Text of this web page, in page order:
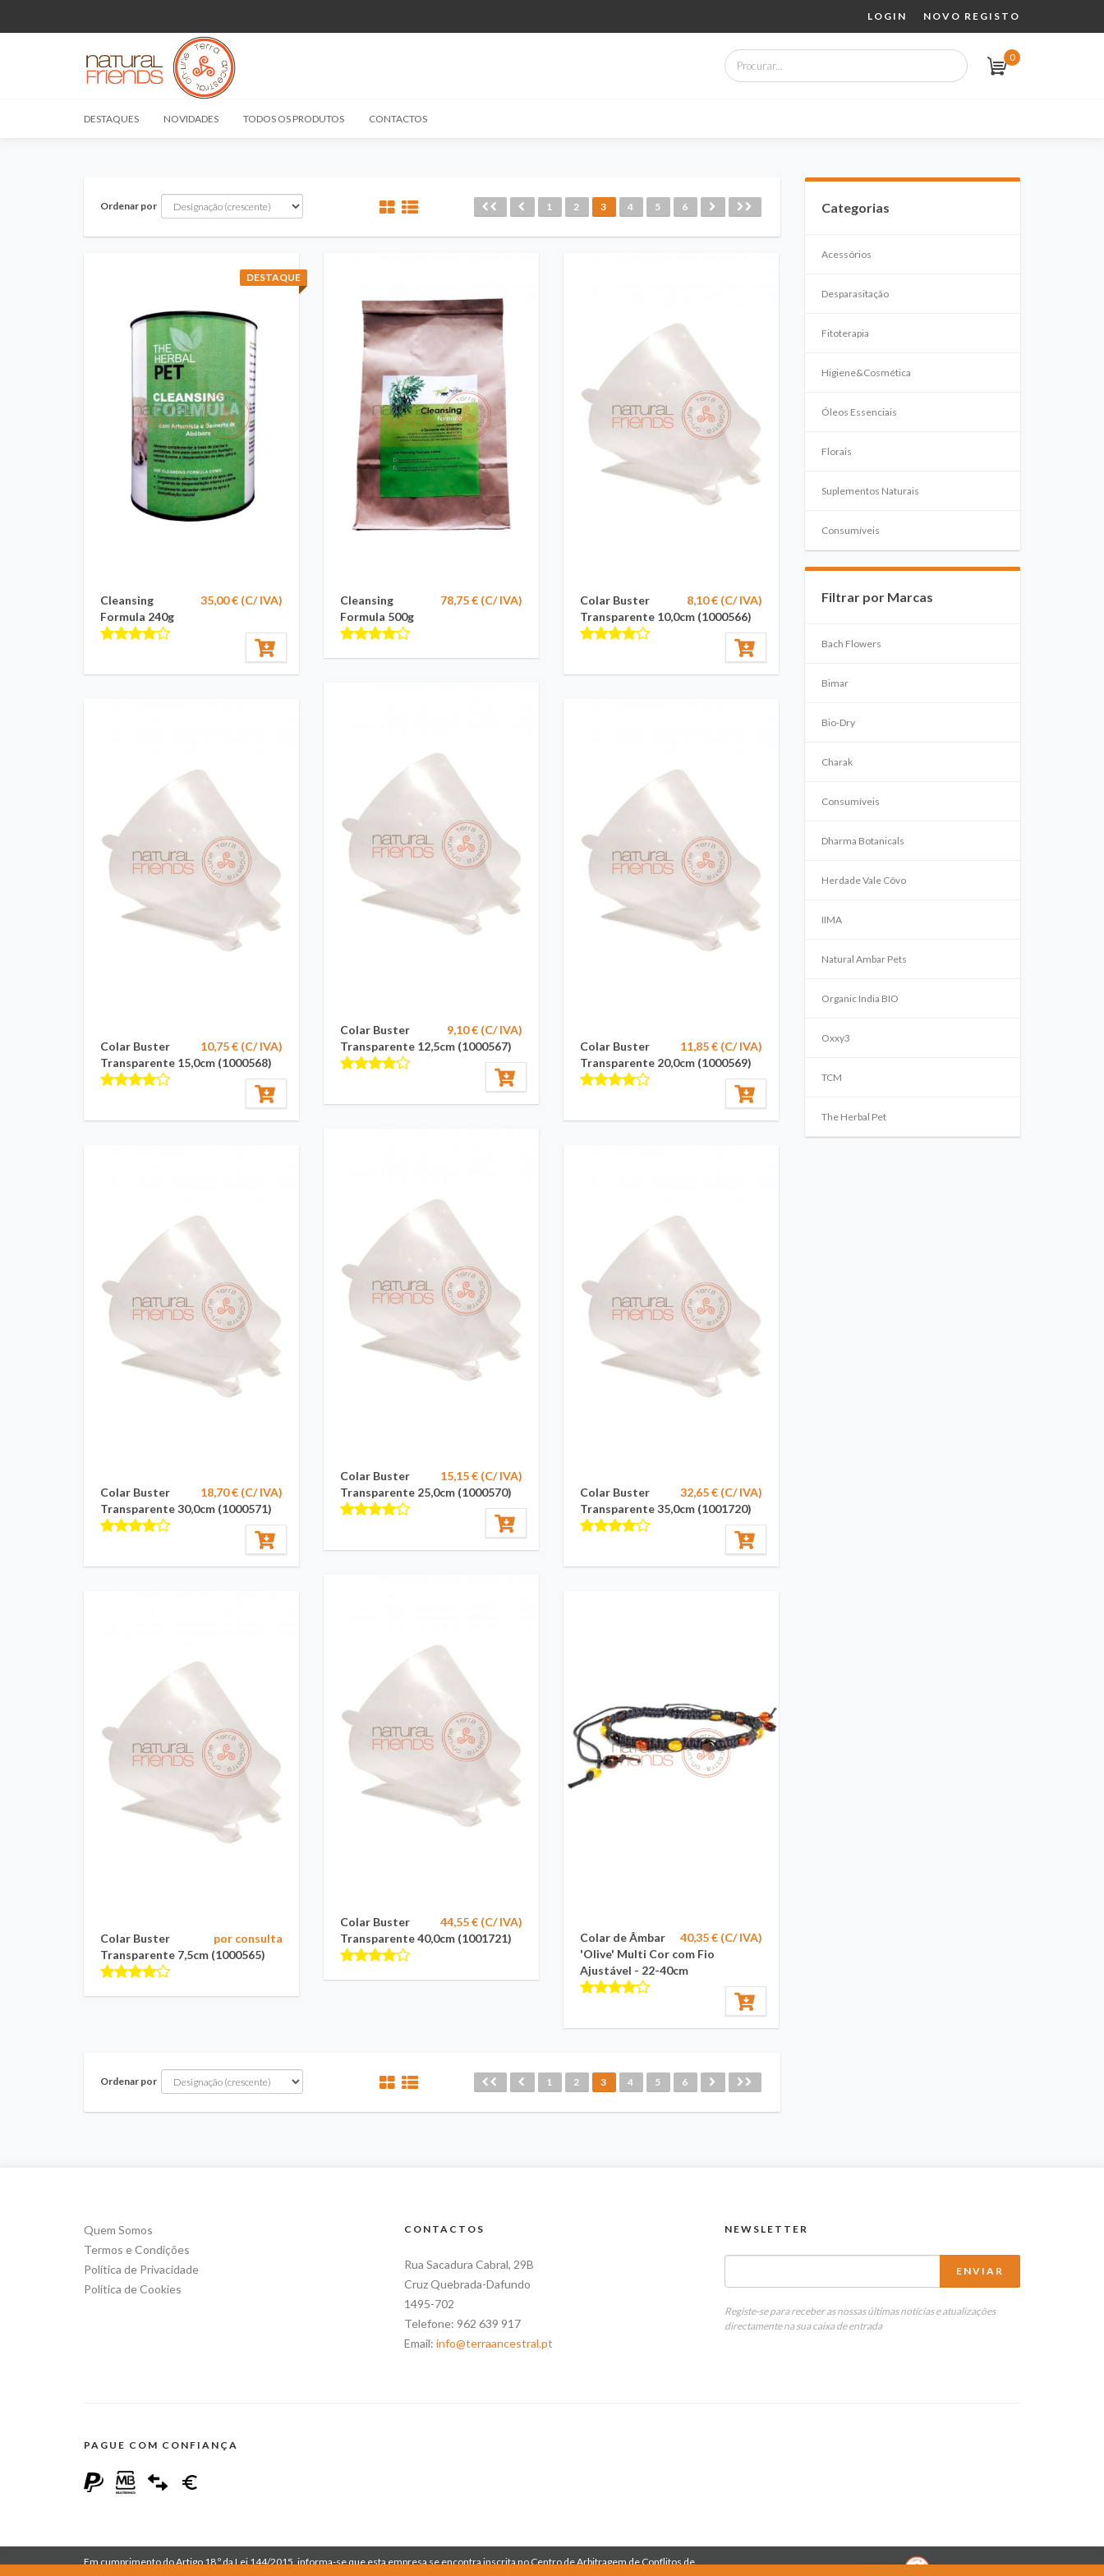
LOGIN NOVO REGISTO
0
DESTAQUES NOVIDADES TODOS OS PRODUTOS CONTACTOS
Ordenar por 1 2 3 4 5 6
DESTAQUE
35,00 € (C/ IVA)
Cleansing
Formula 240g
78,75 € (C/ IVA)
Cleansing
Formula 500g
8,10 € (C/ IVA)
Colar Buster
Transparente 10,0cm (1000566)
9,10 € (C/ IVA)
Colar Buster
Transparente 12,5cm (1000567)
10,75 € (C/ IVA)
Colar Buster
Transparente 15,0cm (1000568)
11,85 € (C/ IVA)
Colar Buster
Transparente 20,0cm (1000569)
15,15 € (C/ IVA)
Colar Buster
Transparente 25,0cm (1000570)
18,70 € (C/ IVA)
Colar Buster
Transparente 30,0cm (1000571)
32,65 € (C/ IVA)
Colar Buster
Transparente 35,0cm (1001720)
44,55 € (C/ IVA)
Colar Buster
Transparente 40,0cm (1001721)
por consulta
Colar Buster
Transparente 7,5cm (1000565)
40,35 € (C/ IVA)
Colar de Âmbar
'Olive' Multi Cor com Fio
Ajustável - 22-40cm
Ordenar por 1 2 3 4 5 6
Categorias
Acessórios
Desparasitação
Fitoterapia
Higiene&Cosmética
Óleos Essenciais
Florais
Suplementos Naturais
Consumíveis
Filtrar por Marcas
Bach Flowers
Bimar
Bio-Dry
Charak
Consumíveis
Dharma Botanicals
Herdade Vale Côvo
IIMA
Natural Ambar Pets
Organic India BIO
Oxxy3
TCM
The Herbal Pet
Quem Somos
Termos e Condições
Política de Privacidade
Política de Cookies
CONTACTOS
Rua Sacadura Cabral, 29B
Cruz Quebrada-Dafundo
1495-702
Telefone: 962 639 917
Email: info@terraancestral.pt
NEWSLETTER
Registe-se para receber as nossas últimas notícias e atualizações
directamente na sua caixa de entrada
PAGUE COM CONFIANÇA
Em cumprimento do Artigo 18.º da Lei 144/2015, informa-se que esta empresa se encontra inscrita no Centro de Arbitragem de Conflitos de
by:Natural Friends